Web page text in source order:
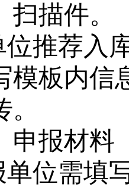
描件。
位推荐入
模板内信
申报材料
单位需填